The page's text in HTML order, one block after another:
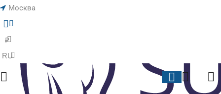
Москва
₽
RU